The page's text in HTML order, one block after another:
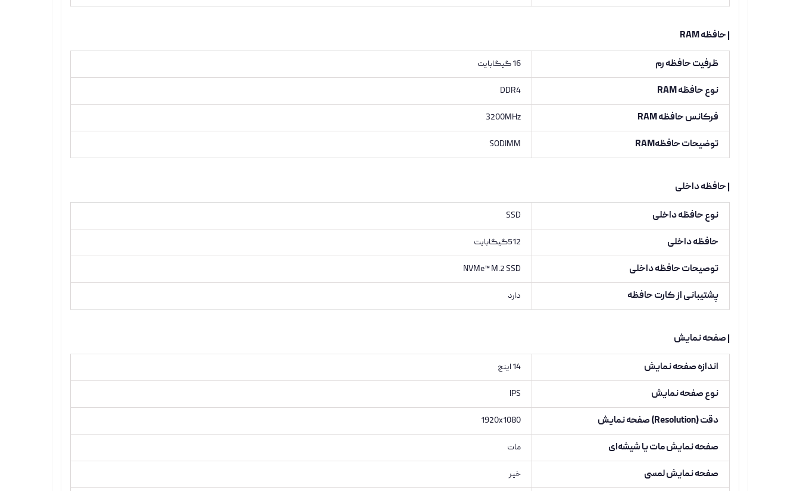
| حافظه RAM
ظرفیت حافظه رم 16 گیگابایت
نوع حافظه RAM DDR4
فرکانس حافظه RAM 3200MHz
توضیحات حافظهRAM SODIMM
| حافظه داخلی
نوع حافظه داخلی SSD
حافظه داخلی 512گیگابایت
توصیحات حافظه داخلی NVMe™ M.2 SSD
پشتیبانی از کارت حافظه دارد
| صفحه نمایش
اندازه صفحه نمایش 14 اینچ
نوع صفحه نمایش IPS
دقت (Resolution) صفحه نمایش 1920x1080
صفحه نمایش مات یا شیشه‌ای مات
صفحه نمایش لمسی خیر